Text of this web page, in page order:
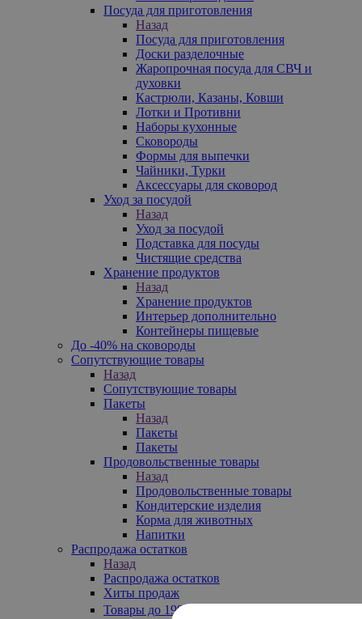
Посуда для приготовления
Назад
Посуда для приготовления
Доски разделочные
Жаропрочная посуда для СВЧ и
духовки
Кастрюли, Казаны, Ковши
Лотки и Противни
Наборы кухонные
Сковороды
Формы для выпечки
Чайники, Турки
Аксессуары для сковород
Уход за посудой
Назад
Уход за посудой
Подставка для посуды
Чистящие средства
Хранение продуктов
Назад
Хранение продуктов
Интерьер дополнительно
Контейнеры пищевые
До -40% на сковороды
Сопутствующие товары
Назад
Сопутствующие товары
Пакеты
Назад
Пакеты
Пакеты
Продовольственные товары
Назад
Продовольственные товары
Кондитерские изделия
Корма для животных
Напитки
Распродажа остатков
Назад
Распродажа остатков
Хиты продаж
Товары до 199₽